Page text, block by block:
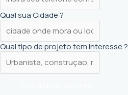
Qual sua Cidade ?
Qual tipo de projeto tem interesse ?